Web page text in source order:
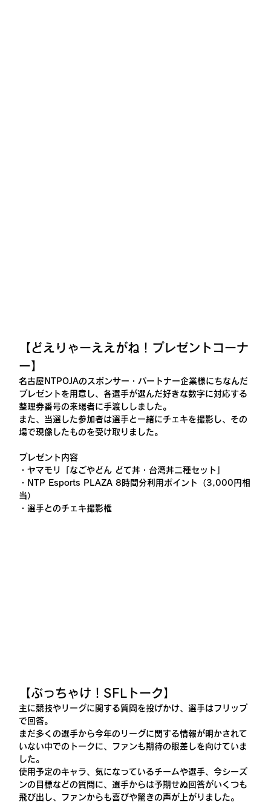
【どえりゃーええがね！プレゼントコーナ
ー】
名古屋NTPOJAのスポンサー・パートナー企業様にちなんだ
プレゼントを用意し、各選手が選んだ好きな数字に対応する
整理券番号の来場者に手渡ししました。
また、当選した参加者は選手と一緒にチェキを撮影し、その
場で現像したものを受け取りました。
プレゼント内容
・ヤマモリ「なごやどん どて丼・台湾丼二種セット」
・NTP Esports PLAZA 8時間分利用ポイント（3,000円相
当）
・選手とのチェキ撮影権
【ぶっちゃけ！SFLトーク】
主に競技やリーグに関する質問を投げかけ、選手はフリップ
で回答。
まだ多くの選手から今年のリーグに関する情報が明かされて
いない中でのトークに、ファンも期待の眼差しを向けていま
した。
使用予定のキャラ、気になっているチームや選手、今シーズ
ンの目標などの質問に、選手からは予期せぬ回答がいくつも
飛び出し、ファンからも喜びや驚きの声が上がりました。